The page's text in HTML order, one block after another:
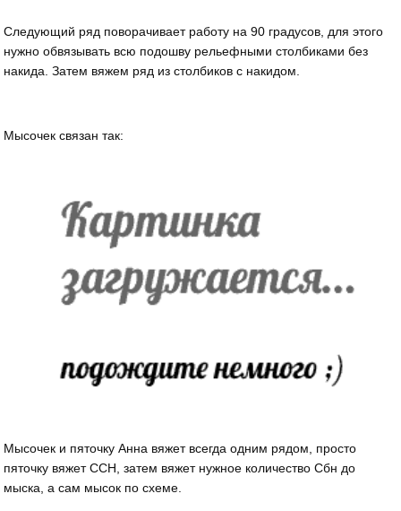
Следующий ряд поворачивает работу на 90 градусов, для этого
нужно обвязывать всю подошву рельефными столбиками без
накида. Затем вяжем ряд из столбиков с накидом.
Мысочек связан так:
Мысочек и пяточку Анна вяжет всегда одним рядом, просто
пяточку вяжет ССН, затем вяжет нужное количество Сбн до
мыска, а сам мысок по схеме.